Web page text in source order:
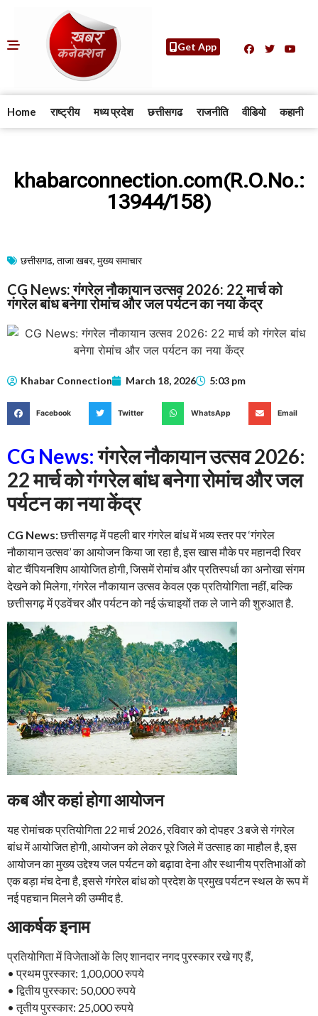
Get App
Home राष्ट्रीय मध्य प्रदेश छत्तीसगढ राजनीति वीडियो कहानी
khabarconnection.com(R.O.No.:
13944/158)
छत्तीसगढ, ताजा खबर, मुख्य समाचार​
CG News: गंगरेल नौकायान उत्सव 2026: 22 मार्च को
गंगरेल बांध बनेगा रोमांच और जल पर्यटन का नया केंद्र
Khabar Connection March 18, 2026 5:03 pm
Facebook Twitter WhatsApp Email
CG News:गंगरेल नौकायान उत्सव 2026:
22 मार्च को गंगरेल बांध बनेगा रोमांच और जल
पर्यटन का नया केंद्र
CG News:छत्तीसगढ़ में पहली बार गंगरेल बांध में भव्य स्तर पर ‘गंगरेल
नौकायान उत्सव’ का आयोजन किया जा रहा है, इस खास मौके पर महानदी रिवर
बोट चैंपियनशिप आयोजित होगी, जिसमें रोमांच और प्रतिस्पर्धा का अनोखा संगम
देखने को मिलेगा, गंगरेल नौकायान उत्सव केवल एक प्रतियोगिता नहीं, बल्कि
छत्तीसगढ़ में एडवेंचर और पर्यटन को नई ऊंचाइयों तक ले जाने की शुरुआत है.
कब और कहां होगा आयोजन
यह रोमांचक प्रतियोगिता 22 मार्च 2026, रविवार को दोपहर 3 बजे से गंगरेल
बांध में आयोजित होगी, आयोजन को लेकर पूरे जिले में उत्साह का माहौल है, इस
आयोजन का मुख्य उद्देश्य जल पर्यटन को बढ़ावा देना और स्थानीय प्रतिभाओं को
एक बड़ा मंच देना है, इससे गंगरेल बांध को प्रदेश के प्रमुख पर्यटन स्थल के रूप में
नई पहचान मिलने की उम्मीद है.
आकर्षक इनाम
प्रतियोगिता में विजेताओं के लिए शानदार नगद पुरस्कार रखे गए हैं,
• प्रथम पुरस्कार: 1,00,000 रुपये
• द्वितीय पुरस्कार: 50,000 रुपये
• तृतीय पुरस्कार: 25,000 रुपये